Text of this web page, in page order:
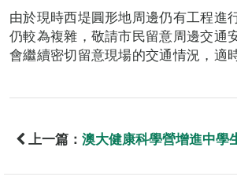
由於現時西堤圓形地周邊仍有工程進
仍較為複雜，敬請市民留意周邊交通
會繼續密切留意現場的交通情況，適
上一篇： 澳大健康科學營增進中學